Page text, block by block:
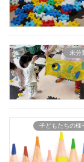
未分
子どもたちの様